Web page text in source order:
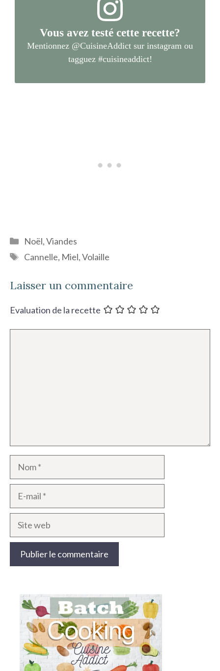
Vous avez testé cette recette?
Mentionnez @CuisineAddict sur instagram ou
tagguez #cuisineaddict!
Catégories
Noël,Viandes
Étiquettes
Cannelle, Miel,Volaille
Laisser un commentaire
Evaluation de la recette
Nom
mail
Site
web